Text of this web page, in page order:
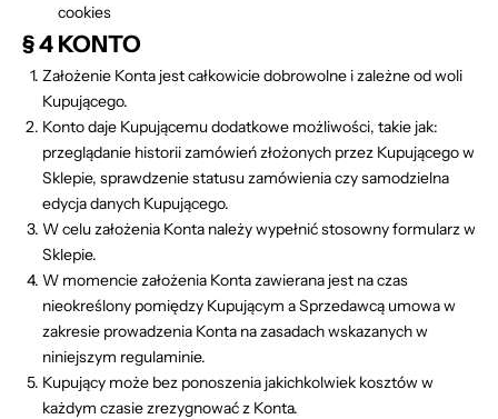
cookies
§ 4 KONTO
Założenie Konta jest całkowicie dobrowolne i zależne od woli
Kupującego.
Konto daje Kupującemu dodatkowe możliwości, takie jak:
przeglądanie historii zamówień złożonych przez Kupującego w
Sklepie, sprawdzenie statusu zamówienia czy samodzielna
edycja danych Kupującego.
W celu założenia Konta należy wypełnić stosowny formularz w
Sklepie.
W momencie założenia Konta zawierana jest na czas
nieokreślony pomiędzy Kupującym a Sprzedawcą umowa w
zakresie prowadzenia Konta na zasadach wskazanych w
niniejszym regulaminie.
Kupujący może bez ponoszenia jakichkolwiek kosztów w
każdym czasie zrezygnować z Konta.